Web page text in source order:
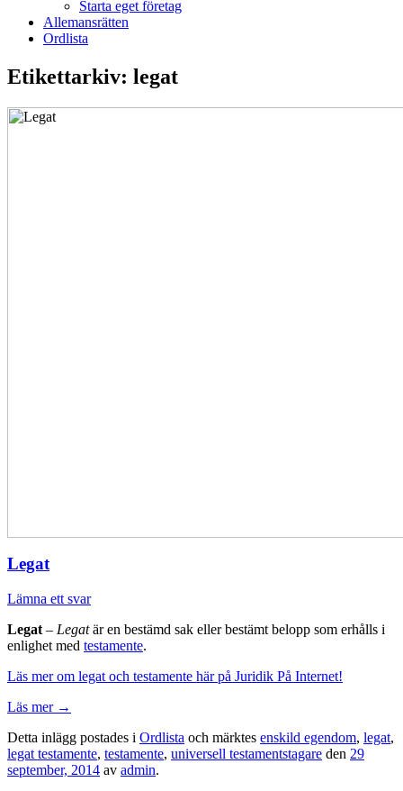
Starta eget företag
Allemansrätten
Ordlista
Etikettarkiv: legat
Legat
Lämna ett svar
Legat – Legatär en bestämd sak eller bestämt belopp som erhålls i
enlighet med testamente.
Läs mer om legat och testamente här på Juridik På Internet!
Läs mer →
Detta inlägg postades i Ordlista och märktes enskild egendom, legat,
legat testamente, testamente, universell testamentstagare den 29
september, 2014 av admin.